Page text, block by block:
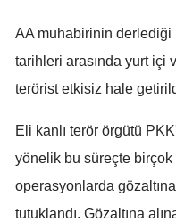
AA muhabirinin
tarihleri arasında yurt içi
terörist etkisiz hale
Eli kanlı terör örgütü
yönelik bu süreçte
operasyonlarda
tutuklandı. Gözaltına